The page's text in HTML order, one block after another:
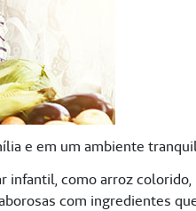
e em um ambiente
infantil, como arroz colorido,
com ingredientes